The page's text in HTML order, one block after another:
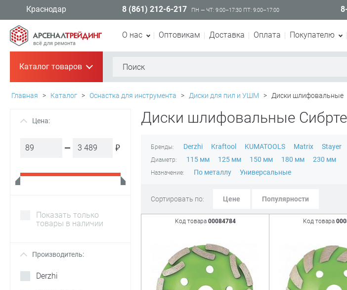
Краснодар 8 (861) 212-6-217 ПН — ЧТ: 9:00–17:30 ПТ: 9:00–17:00
всё для ремонта
О нас Оптовикам Доставка Оплата Покупателю
Каталог товаров+
Главная > Каталог > Оснастка для инструмента > Диски для пил и УШМ > Диски шлифовальные
+ Цена:
₽
Показать только
товары в наличии
+ Производитель:
Derzhi
Диски шлифовальные
Бренды: Derzhi Kraftool KUMATOOLS Matrix Stayer
Диаметр: 115 мм 125 мм 150 мм 180 мм 230 мм
Назначение: По металлу Универсальные
Сортировать по: Цене Популярности
Код товара 00084784 Код товара